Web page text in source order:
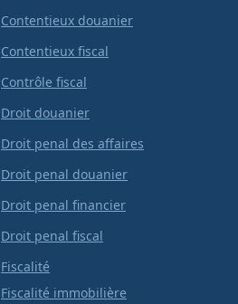
Contentieux douanier
Contentieux fiscal
Contrôle fiscal
Droit douanier
Droit penal des affaires
Droit penal douanier
Droit penal financier
Droit penal fiscal
Fiscalité
Fiscalité immobilière